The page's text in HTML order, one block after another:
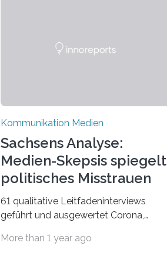
Kommunikation Medien
Sachsens Analyse:
Medien-Skepsis spiegelt
politisches Misstrauen
wider
61 qualitative Leitfadeninterviews
geführt und ausgewertet Corona,
Migration – mediale
More than 1 year ago